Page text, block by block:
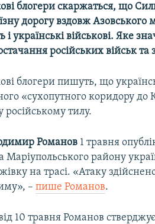
блогери скаржаться, що
дорогу вздовж Азовського
і українські військові. Яке
російських військ та
блогери пишуть, що
«сухопутного коридору
російському тилу.
Романов 1 травня
району
на трасі. «Атаку
–пише Романов.
10 травня Романов